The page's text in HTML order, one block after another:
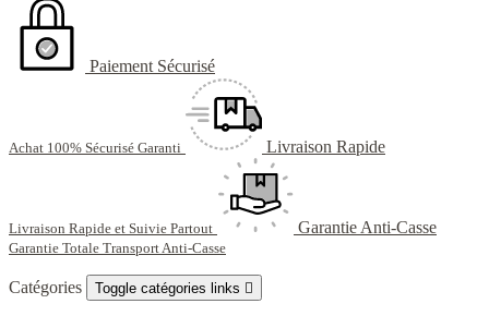
Paiement Sécurisé
Achat 100% Sécurisé Garanti Livraison Rapide
Livraison Rapide et Suivie Partout Garantie Anti-Casse
Garantie Totale Transport Anti-Casse
Catégories Toggle catégories links 